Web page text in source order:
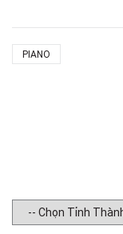
PIANO